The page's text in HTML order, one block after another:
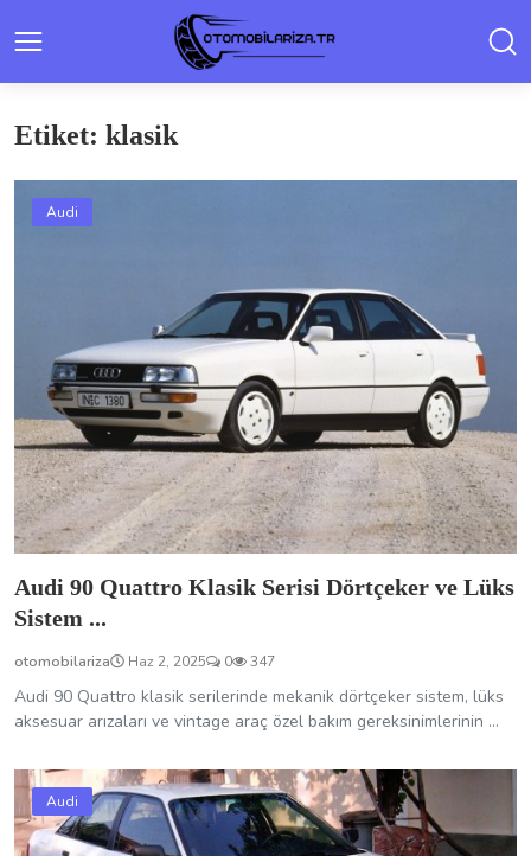
Etiket: klasik
Audi
Audi 90 Quattro Klasik Serisi Dörtçeker ve Lüks
Sistem ...
otomobilariza Haz 2, 2025 0 347
Audi 90 Quattro klasik serilerinde mekanik dörtçeker sistem, lüks
aksesuar arızaları ve vintage araç özel bakım gereksinimlerinin ...
Audi